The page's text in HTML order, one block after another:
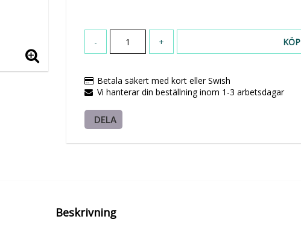
- + KÖP
Betala säkert med kort eller Swish
Vi hanterar din beställning inom 1-3 arbetsdagar
DELA
Beskrivning